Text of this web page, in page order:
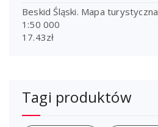
Beskid Śląski. Mapa
1:50 000
17.43zł
Tagi produktów